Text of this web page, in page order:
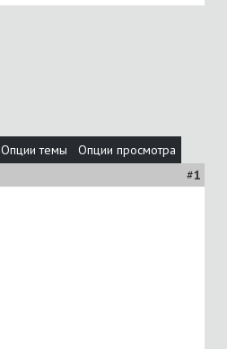
Опции темы
Опции просмотра
#1